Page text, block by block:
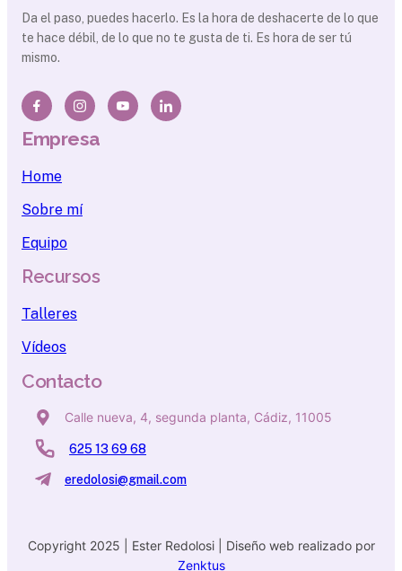
Da el paso, puedes hacerlo. Es la hora de deshacerte de lo que
te hace débil, de lo que no te gusta de ti. Es hora de ser tú
mismo.
Empresa
Home
Sobre mí
Equipo
Recursos
Talleres
Vídeos
Contacto
Calle nueva, 4, segunda planta, Cádiz, 11005
625 13 69 68
eredolosi@gmail.com
Copyright 2025 | Ester Redolosi | Diseño web realizado por
Zenktus